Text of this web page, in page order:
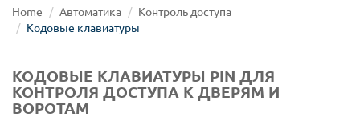
Home Автоматика
Контроль доступа
Кодовые клавиатуры
КОДОВЫЕ КЛАВИАТУРЫ PIN ДЛЯ
КОНТРОЛЯ ДОСТУПА К ДВЕРЯМ И
ВОРОТАМ